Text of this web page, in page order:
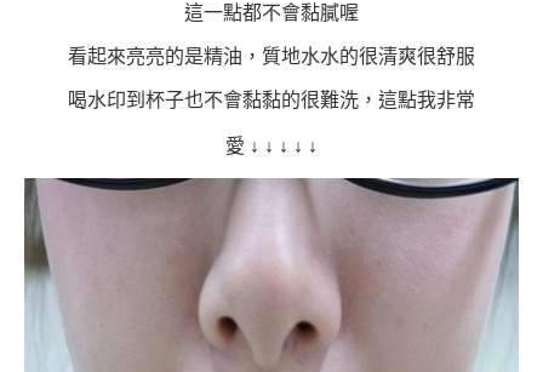
這一點都不會黏膩喔
看起來亮亮的是精油，質地水水的很清爽很舒服
喝水印到杯子也不會黏黏的很難洗，這點我非常
愛 ↓ ↓ ↓ ↓ ↓